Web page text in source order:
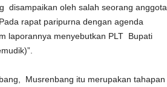
disampaikan oleh salah seorang anggota
rapat paripurna dengan agenda
laporannya menyebutkan PLT Bupati
Musrenbang itu merupakan tahapan